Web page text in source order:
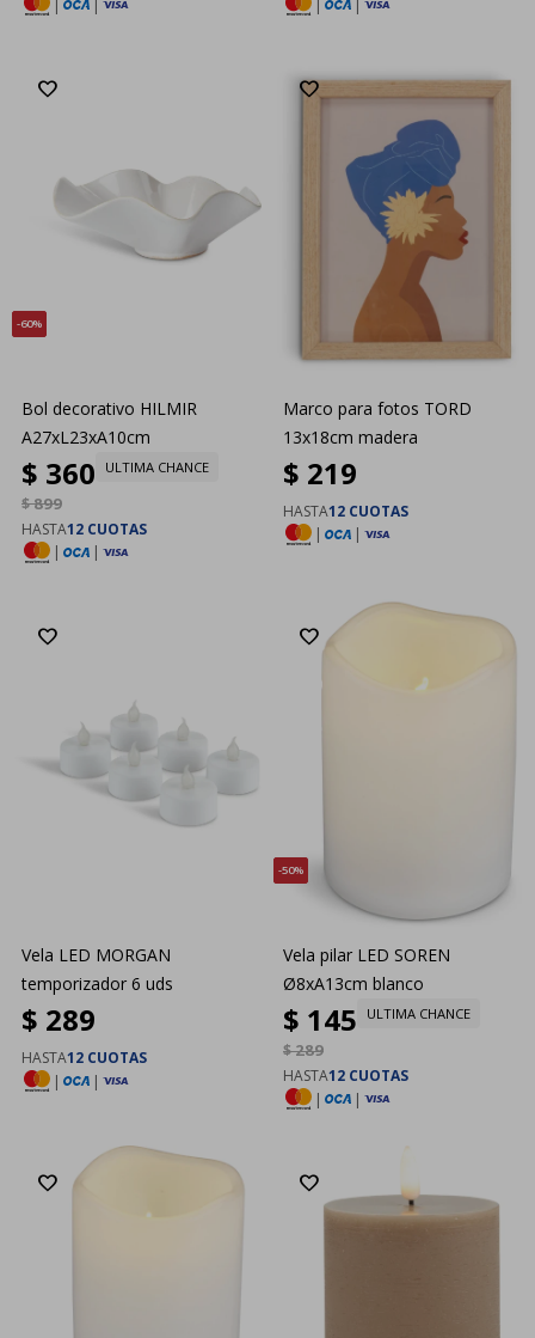
60
Bol decorativo HILMIR
A27xL23xA10cm
$ 360
$899
ULTIMA CHANCE
HASTA12 CUOTAS
|
|
Marco para fotos TORD
13x18cm madera
$ 219
HASTA12 CUOTAS
|
|
Vela LED MORGAN
temporizador 6 uds
$ 289
HASTA12 CUOTAS
|
|
50
Vela pilar LED SOREN
Ø8xA13cm blanco
$ 145
$289
ULTIMA CHANCE
HASTA12 CUOTAS
|
|